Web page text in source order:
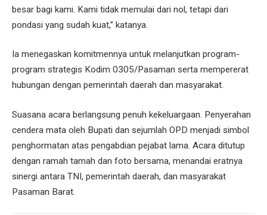
besar bagi kami. Kami tidak memulai dari nol, tetapi dari
pondasi yang sudah kuat,” katanya.
Ia menegaskan komitmennya untuk melanjutkan program-
program strategis Kodim 0305/Pasaman serta mempererat
hubungan dengan pemerintah daerah dan masyarakat.
Suasana acara berlangsung penuh kekeluargaan. Penyerahan
cendera mata oleh Bupati dan sejumlah OPD menjadi simbol
penghormatan atas pengabdian pejabat lama. Acara ditutup
dengan ramah tamah dan foto bersama, menandai eratnya
sinergi antara TNI, pemerintah daerah, dan masyarakat
Pasaman Barat.